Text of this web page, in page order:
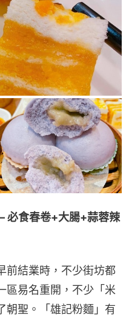
食春卷+大腸+蒜蓉辣
前結業時，不少街坊都
區易名重開，不少「米
朝聖。「雄記粉麵」有